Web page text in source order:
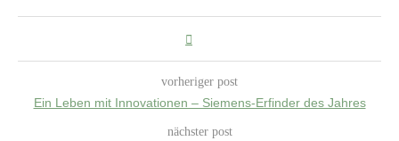
vorheriger post
Ein Leben mit Innovationen – Siemens-Erfinder des Jahres
nächster post